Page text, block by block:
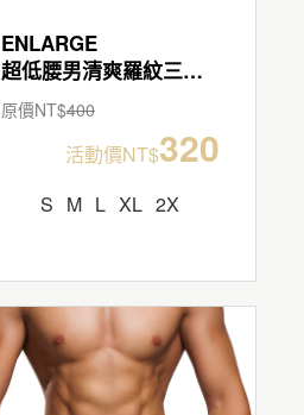
ENLARGE
超低腰男清爽羅紋三角褲
原價NT$400
活動價NT$320
S M L XL 2X